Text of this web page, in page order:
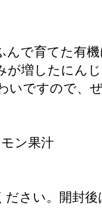
んで育てた有
が増したにん
いですので、
ン果汁
さい。開封